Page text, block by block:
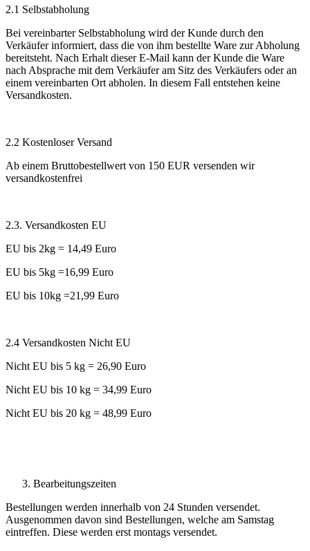
2.1 Selbstabholung
Bei vereinbarter Selbstabholung wird der Kunde durch den
Verkäufer informiert, dass die von ihm bestellte Ware zur Abholung
bereitsteht. Nach Erhalt dieser E-Mail kann der Kunde die Ware
nach Absprache mit dem Verkäufer am Sitz des Verkäufers oder an
einem vereinbarten Ort abholen. In diesem Fall entstehen keine
Versandkosten.
2.2 Kostenloser Versand
Ab einem Bruttobestellwert von 150 EUR versenden wir
versandkostenfrei
2.3. Versandkosten EU
EU bis 2kg = 14,49 Euro
EU bis 5kg =16,99 Euro
EU bis 10kg =21,99 Euro
2.4 Versandkosten Nicht EU
Nicht EU bis 5 kg = 26,90 Euro
Nicht EU bis 10 kg = 34,99 Euro
Nicht EU bis 20 kg = 48,99 Euro
Bearbeitungszeiten
Bestellungen werden innerhalb von 24 Stunden versendet.
Ausgenommen davon sind Bestellungen, welche am Samstag
eintreffen. Diese werden erst montags versendet.